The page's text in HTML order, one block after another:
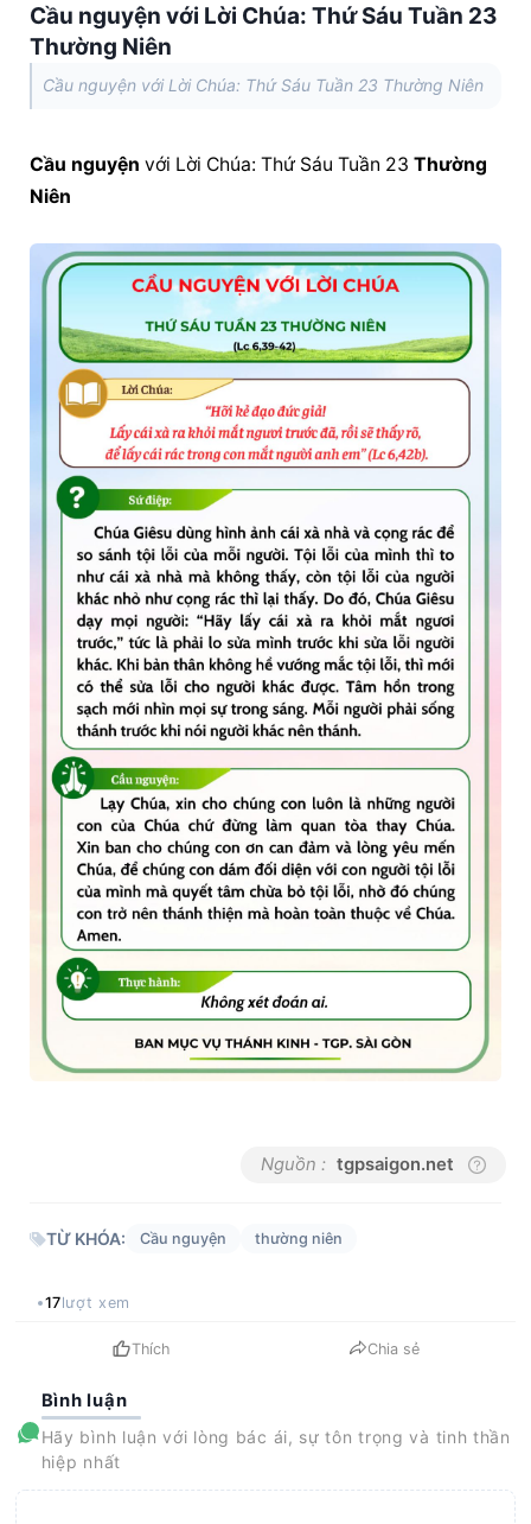
Cầu nguyện với Lời Chúa: Thứ Sáu Tuần 23
Thường Niên
Cầu nguyện với Lời Chúa: Thứ Sáu Tuần 23 Thường Niên
Cầu nguyện với Lời Chúa: Thứ Sáu Tuần 23 Thường
Niên
Nguồn : tgpsaigon.net
TỪ KHÓA: Cầu nguyện thường niên
17lượt xem
Thích Chia sẻ
Bình luận
Hãy bình luận với lòng bác ái, sự tôn trọng và tinh thần
hiệp nhất